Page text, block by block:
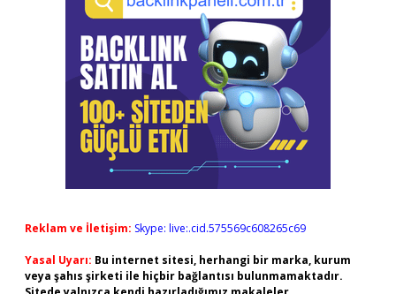
Reklam ve İletişim: Skype: live:.cid.575569c608265c69
Yasal Uyarı: Bu internet sitesi, herhangi bir marka, kurum
veya şahıs şirketi ile hiçbir bağlantısı bulunmamaktadır.